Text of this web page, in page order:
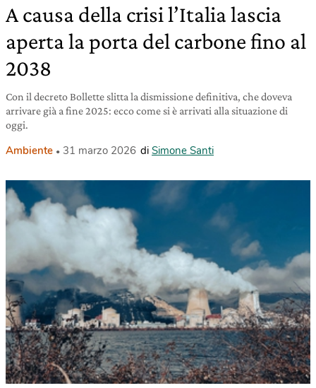
A causa della crisi l’Italia lascia
aperta la porta del carbone fino al
2038
Con il decreto Bollette slitta la dismissione definitiva, che doveva
arrivare già a fine 2025: ecco come si è arrivati alla situazione di
oggi.
Ambiente 31 marzo 2026 di Simone Santi